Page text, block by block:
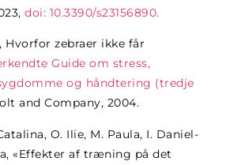
doi: 10.3390/s23156890.
Hvorfor zebraer ikke får
Guide om stress,
og håndtering (tredje
and Company, 2004.
O. Ilie, M. Paula, I. Daniel-
«Effekter af træning på det